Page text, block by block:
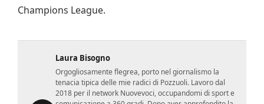
Champions League.
Laura Bisogno
Orgogliosamente flegrea, porto nel giornalismo la
tenacia tipica delle mie radici di Pozzuoli. Lavoro dal
2018 per il network Nuovevoci, occupandomi di sport e